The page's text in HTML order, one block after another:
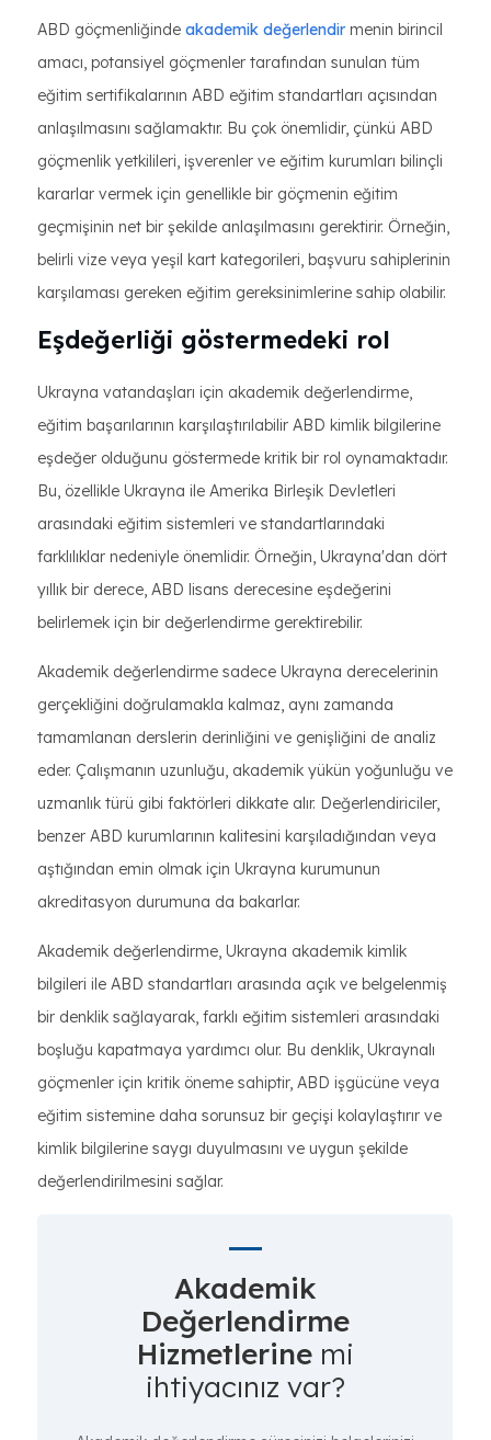
ABD göçmenliğinde akademik değerlendir menin birincil
amacı, potansiyel göçmenler tarafından sunulan tüm
eğitim sertifikalarının ABD eğitim standartları açısından
anlaşılmasını sağlamaktır. Bu çok önemlidir, çünkü ABD
göçmenlik yetkilileri, işverenler ve eğitim kurumları bilinçli
kararlar vermek için genellikle bir göçmenin eğitim
geçmişinin net bir şekilde anlaşılmasını gerektirir. Örneğin,
belirli vize veya yeşil kart kategorileri, başvuru sahiplerinin
karşılaması gereken eğitim gereksinimlerine sahip olabilir.
Eşdeğerliği göstermedeki rol
Ukrayna vatandaşları için akademik değerlendirme,
eğitim başarılarının karşılaştırılabilir ABD kimlik bilgilerine
eşdeğer olduğunu göstermede kritik bir rol oynamaktadır.
Bu, özellikle Ukrayna ile Amerika Birleşik Devletleri
arasındaki eğitim sistemleri ve standartlarındaki
farklılıklar nedeniyle önemlidir. Örneğin, Ukrayna'dan dört
yıllık bir derece, ABD lisans derecesine eşdeğerini
belirlemek için bir değerlendirme gerektirebilir.
Akademik değerlendirme sadece Ukrayna derecelerinin
gerçekliğini doğrulamakla kalmaz, aynı zamanda
tamamlanan derslerin derinliğini ve genişliğini de analiz
eder. Çalışmanın uzunluğu, akademik yükün yoğunluğu ve
uzmanlık türü gibi faktörleri dikkate alır. Değerlendiriciler,
benzer ABD kurumlarının kalitesini karşıladığından veya
aştığından emin olmak için Ukrayna kurumunun
akreditasyon durumuna da bakarlar.
Akademik değerlendirme, Ukrayna akademik kimlik
bilgileri ile ABD standartları arasında açık ve belgelenmiş
bir denklik sağlayarak, farklı eğitim sistemleri arasındaki
boşluğu kapatmaya yardımcı olur. Bu denklik, Ukraynalı
göçmenler için kritik öneme sahiptir, ABD işgücüne veya
eğitim sistemine daha sorunsuz bir geçişi kolaylaştırır ve
kimlik bilgilerine saygı duyulmasını ve uygun şekilde
değerlendirilmesini sağlar.
Akademik
Değerlendirme
Hizmetlerinemi
ihtiyacınız var?